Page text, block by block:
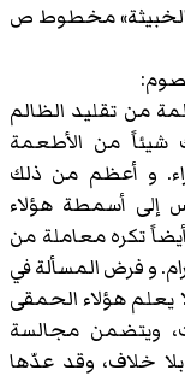
الخبيثة» مخطوط ص
من تقليد الظالم
شيئاً من الأطعمة
و أعظم من ذلك
إلى أسمطة هؤلاء
تكره معاملة من
و فرض المسألة في
يعلم هؤلاء الحمقى
ويتضمن مجالسة
خلاف، وقد عدّها